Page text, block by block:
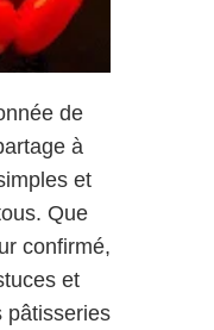
de
à
et
Que
confirmé,
et
pâtisseries